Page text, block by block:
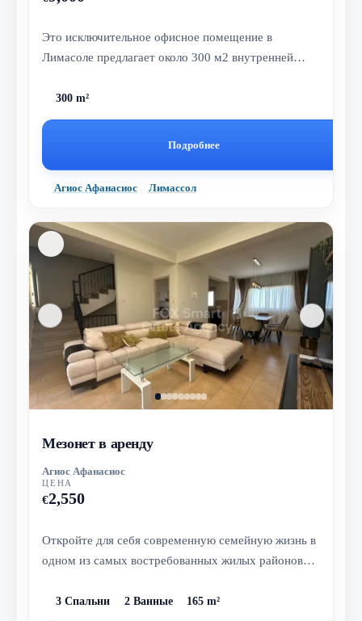
Это исключительное офисное помещение в
Лимасоле предлагает около 300 м2 внутренней
300 m²
Подробнее
Агиос Афанасиос Лимассол
Мезонет в аренду
Агиос Афанасиос
ЦЕНА
€2,550
Откройте для себя современную семейную жизнь в
одном из самых востребованных жилых районов
3 Спальни 2 Ванные 165 m²